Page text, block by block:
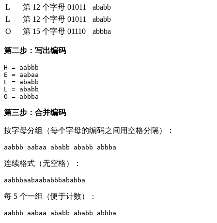
L
第 12 个字母 01011
ababb
L
第 12 个字母 01011
ababb
O
第 15 个字母 01110 abbba
第二步：写出编码
H = aabbb
E = aabaa
L = ababb
L = ababb
第三步：合并编码
按字母分组（每个字母的编码之间用空格分隔）：
连续格式（无空格）：
每 5 个一组（便于计数）：